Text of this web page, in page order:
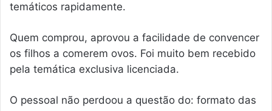
temáticos rapidamente.
Quem comprou, aprovou a facilidade de convencer
os filhos a comerem ovos. Foi muito bem recebido
pela temática exclusiva licenciada.
O pessoal não perdoou a questão do: formato das